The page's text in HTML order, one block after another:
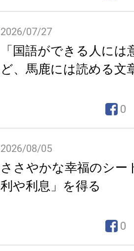
2026/07/27
「国語ができる人には
ど、馬鹿には読める文
0
2026/08/05
ささやかな幸福のシー
利や利息」を得る
0